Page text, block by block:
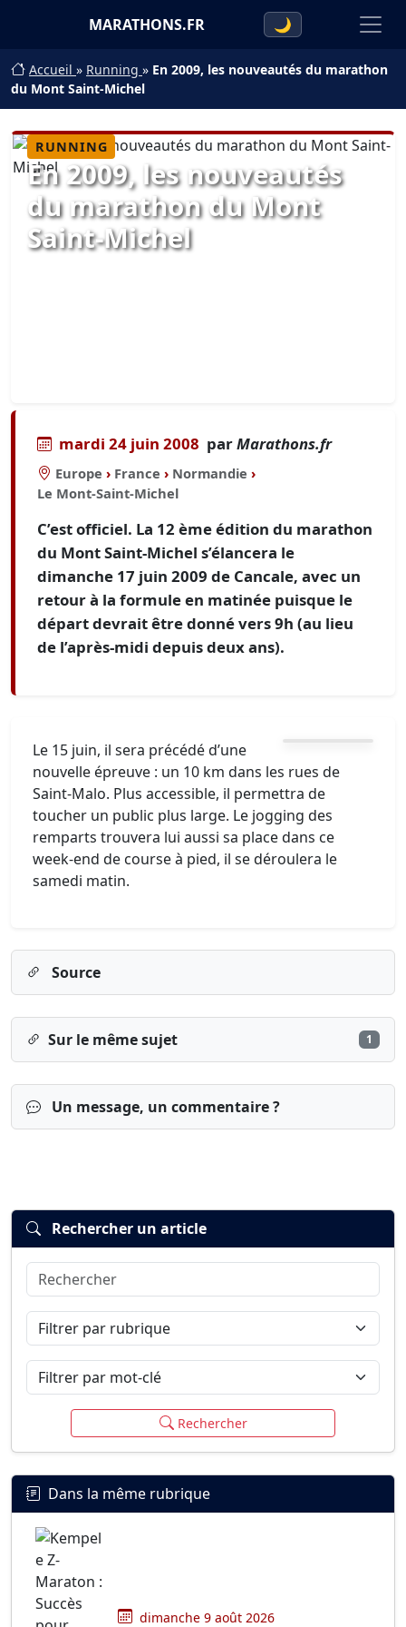
MARATHONS.FR 🌙
Accueil » Running » En 2009, les nouveautés du marathon
du Mont Saint-Michel
RUNNING
En 2009, les nouveautés
du marathon du Mont
Saint-Michel
mardi 24 juin 2008 parMarathons.fr
Europe › France › Normandie ›
Le Mont-Saint-Michel
C’est officiel. La 12 ème édition du marathon
du Mont Saint-Michel s’élancera le
dimanche 17 juin 2009 de Cancale, avec un
retour à la formule en matinée puisque le
départ devrait être donné vers 9h (au lieu
de l’après-midi depuis deux ans).
Le 15 juin, il sera précédé d’une
nouvelle épreuve : un 10 km dans les rues de
Saint-Malo. Plus accessible, il permettra de
toucher un public plus large. Le jogging des
remparts trouvera lui aussi sa place dans ce
week-end de course à pied, il se déroulera le
samedi matin.
Source
Sur le même sujet 1
Un message, un commentaire ?
Connexion
Rechercher un article
Rechercher
Filtrer par rubrique
Filtrer par mot-clé
Rechercher
Dans la même rubrique
dimanche 9 août 2026